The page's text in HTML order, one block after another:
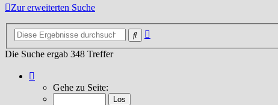
Zur erweiterten Suche
Suche
Die Suche ergab 348 Treffer
von
Gehe zu Seite: